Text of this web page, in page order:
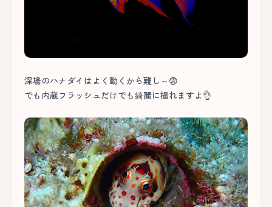
深場のハナダイはよく動くから難し～😨
でも内蔵フラッシュだけでも綺麗に撮れますよ👌